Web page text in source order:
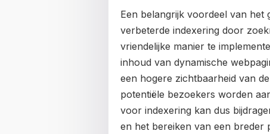
Een belangrijk voordeel van het
verbeterde indexering door
vriendelijke manier te
inhoud van dynamische
een hogere zichtbaarheid van
potentiële bezoekers worden
voor indexering kan dus
en het bereiken van een breder